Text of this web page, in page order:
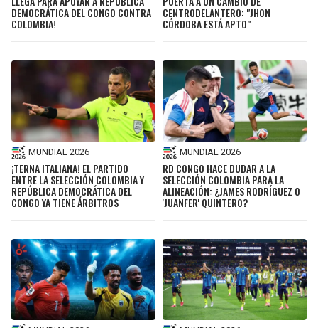
DEMOCRÁTICA DEL CONGO CONTRA
COLOMBIA!
CENTRODELANTERO: "JHON
CÓRDOBA ESTÁ APTO"
MUNDIAL 2026
¡TERNA ITALIANA! EL PARTIDO
ENTRE LA SELECCIÓN COLOMBIA Y
REPÚBLICA DEMOCRÁTICA DEL
CONGO YA TIENE ÁRBITROS
MUNDIAL 2026
RD CONGO HACE DUDAR A LA
SELECCIÓN COLOMBIA PARA LA
ALINEACIÓN: ¿JAMES RODRÍGUEZ O
'JUANFER' QUINTERO?